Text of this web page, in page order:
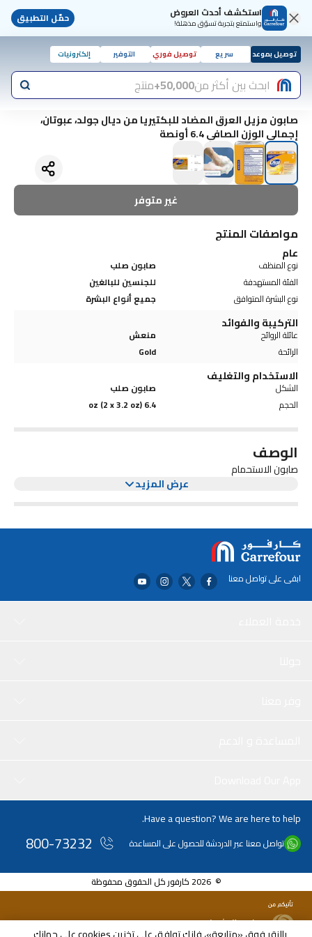
استكشف أحدث العروض
واستمتع بتجربة تسوّق مذهلة! حمّل التطبيق
توصيل بموعد سريع توصيل فوري التوفير إلكترونيات
ابحث بين أكثر من50,000+ منتج
صابون مزيل العرق المضاد للبكتيريا من ديال جولد، عبوتان،
إجمالي الوزن الصافي 6.4 أونصة
غير متوفر
مواصفات المنتج
عام
نوع المنظف
صابون صلب
الفئة المستهدفة
للجنسين للبالغين
نوع البشرة المتوافق
جميع أنواع البشرة
التركيبة والفوائد
عائلة الروائح
منعش
الرائحة
Gold
الاستخدام والتغليف
الشكل
صابون صلب
الحجم
6.4 oz (2 x 3.2 oz)
الوصف
صابون الاستحمام
عرض المزيد
ابقى على تواصل معنا
Have a question? We are here to help.
تواصل معنا عبر الدردشة للحصول على المساعدة 800-73232
© 2026 كارفور كل الحقوق محفوظة